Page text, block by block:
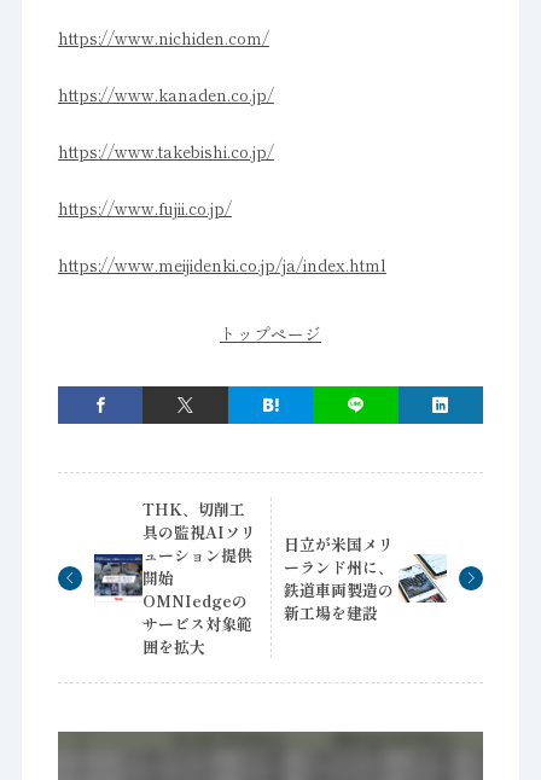
https://www.nichiden.com/
https://www.kanaden.co.jp/
https://www.takebishi.co.jp/
https://www.fujii.co.jp/
https://www.meijidenki.co.jp/ja/index.html
トップページ
THK、切削工
具の監視AIソリ
ューション提供
開始
OMNIedgeの
サービス対象範
囲を拡大
日立が米国メリ
ーランド州に、
鉄道車両製造の
新工場を建設